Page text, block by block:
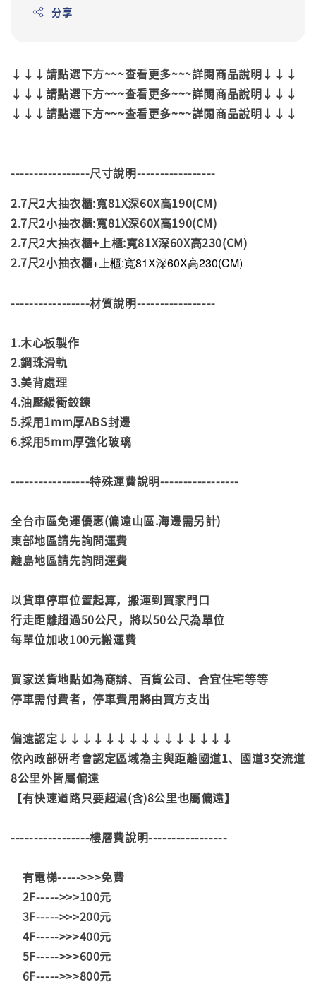
分享
↓↓↓請點選下方~~~查看更多~~~詳閱商品說明↓↓↓
↓↓↓請點選下方~~~查看更多~~~詳閱商品說明↓↓↓
↓↓↓請點選下方~~~查看更多~~~詳閱商品說明↓↓↓
-----------------尺寸說明-----------------
2.7尺2大抽衣櫃:寬81X深60X高190(CM)
2.7尺2小抽衣櫃:寬81X深60X高190(CM)
2.7尺2大抽衣櫃+上櫃:寬81X深60X高230(CM)
2.7尺2小抽衣櫃+上櫃:寬81X深60X高230(CM)
-----------------材質說明-----------------
1.木心板製作
2.鋼珠滑軌
3.美背處理
4.油壓緩衝鉸鍊
5.採用1mm厚ABS封邊
6.採用5mm厚強化玻璃
-----------------特殊運費說明-----------------
全台市區免運優惠(偏遠山區.海邊需另計)
東部地區請先詢問運費
離島地區請先詢問運費
以貨車停車位置起算，搬運到買家門口
行走距離超過50公尺，將以50公尺為單位
每單位加收100元搬運費
買家送貨地點如為商辦、百貨公司、合宜住宅等等
停車需付費者，停車費用將由買方支出
偏遠認定↓↓↓↓↓↓↓↓↓↓↓↓↓↓↓
依內政部研考會認定區域為主與距離國道1、國道3交流道
8公里外皆屬偏遠
【有快速道路只要超過(含)8公里也屬偏遠】
-----------------樓層費說明-----------------
有電梯----->>>免費
2F----->>>100元
3F----->>>200元
4F----->>>400元
5F----->>>600元
6F----->>>800元